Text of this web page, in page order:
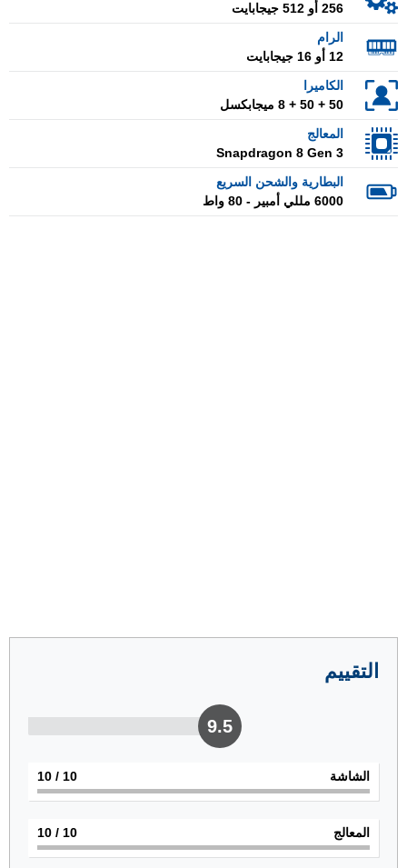
256 أو 512 جيجابايت
الرام
12 أو 16 جيجابايت
الكاميرا
50 + 50 + 8 ميجابكسل
المعالج
Snapdragon 8 Gen 3
البطارية والشحن السريع
6000 مللي أمبير - 80 واط
التقييم
9.5
الشاشة 10
/ 10
المعالج 10
/ 10